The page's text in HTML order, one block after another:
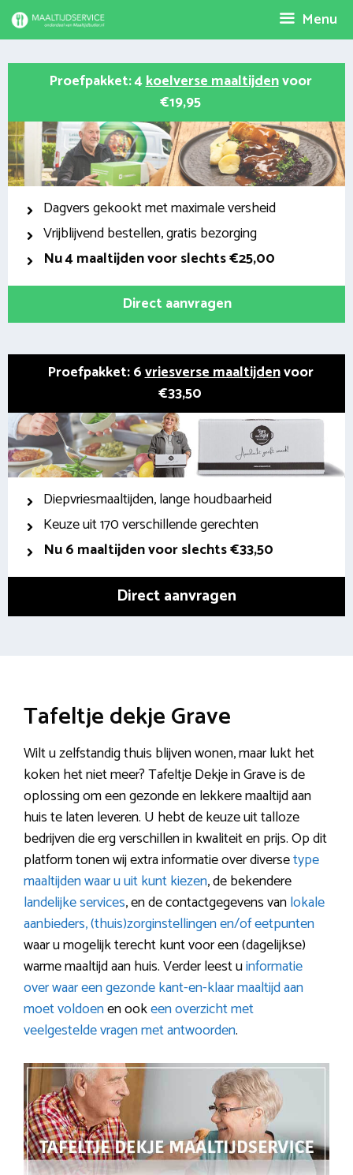
Spring
naar
Menu
Proefpakket: 4koelverse maaltijdenvoor
€19,95
Dagvers gekookt met maximale versheid
Vrijblijvend bestellen, gratis bezorging
Nu4 maaltijden voor slechts €25,00
Direct aanvragen
Proefpakket: 6vriesverse maaltijdenvoor
€33,50
Diepvriesmaaltijden, lange houdbaarheid
Keuze uit 170 verschillende gerechten
Nu 6 maaltijden voor slechts €33,50
Direct aanvragen
Tafeltje dekje Grave
Wilt u zelfstandig thuis blijven wonen, maar lukt het
koken het niet meer? Tafeltje Dekje in Grave is de
oplossing om een gezonde en lekkere maaltijd aan
huis te laten leveren. U hebt de keuze uit talloze
bedrijven die erg verschillen in kwaliteit en prijs. Op dit
platform tonen wij extra informatie over diversetype
maaltijden waar u uit kunt kiezen, de bekendere
landelijke services, en de contactgegevens vanlokale
aanbieders, (thuis)zorginstellingen en/of eetpunten
waar u mogelijk terecht kunt voor een (dagelijkse)
warme maaltijd aan huis. Verder leest uinformatie
over waar een gezonde kant-en-klaar maaltijd aan
moet voldoenen ookeen overzicht met
veelgestelde vragen met antwoorden.